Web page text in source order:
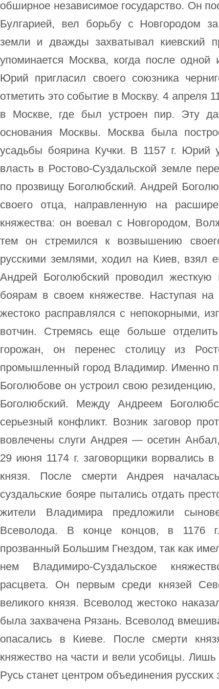
обширное независимое государство. Он
Булгарией, вел борьбу с Новгородом
земли и дважды захватывал киевский
упоминается Москва, когда после
Юрий пригласил своего союзника
отметить это событие в Москву. 4 апреля
в Москве, где был устроен пир. Эту
основания Москвы. Москва была
усадьбы боярина Кучки. В 1157 г. Юрий
власть в Ростово-Суздальской земле
по прозвищу Боголюбский. Андрей
своего отца, направленную на
княжества: он воевал с Новгородом,
тем он стремился к возвышению
русскими землями, ходил на Киев, взял
Андрей Боголюбский проводил
боярам в своем княжестве. Наступая
жестоко расправлялся с непокорными,
вотчин. Стремясь еще больше
горожан, он перенес столицу из
промышленный город Владимир. Именно
Боголюбове он устроил свою
Боголюбский. Между Андреем
серьезный конфликт. Возник заговор
вовлечены слуги Андрея — осетин
29 июня 1174 г. заговорщики ворвались
князя. После смерти Андрея
суздальские бояре пытались отдать
жители Владимира предложили
Всеволода. В конце концов, в 1176
прозванный Большим Гнездом, так как
нем Владимиро-Суздальское
расцвета. Он первым среди князей
великого князя. Всеволод жестоко
была захвачена Рязань. Всеволод
опасались в Киеве. После смерти
княжество на части и вели усобицы.
Русь станет центром объединения